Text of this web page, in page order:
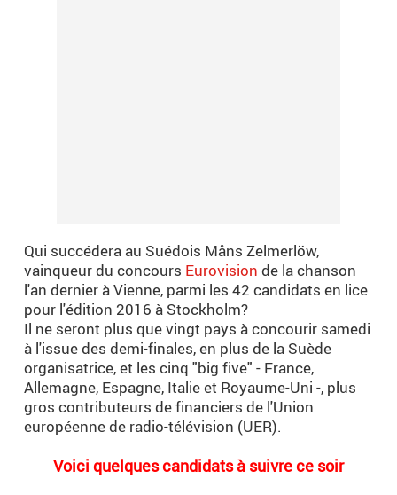
Qui succédera au Suédois Måns Zelmerlöw,
vainqueur du concours Eurovisionde la chanson
l'an dernier à Vienne, parmi les 42 candidats en lice
pour l'édition 2016 à Stockholm?
Il ne seront plus que vingt pays à concourir samedi
à l'issue des demi-finales, en plus de la Suède
organisatrice, et les cinq "big five" - France,
Allemagne, Espagne, Italie et Royaume-Uni -, plus
gros contributeurs de financiers de l'Union
européenne de radio-télévision (UER).
Voici quelques candidats à suivre ce soir